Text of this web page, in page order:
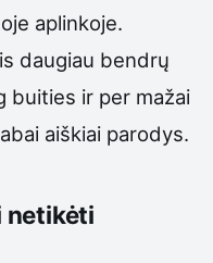
aplinkoje.
daugiau bendrų
buities ir per mažai
aiškiai parodys.
netikėti